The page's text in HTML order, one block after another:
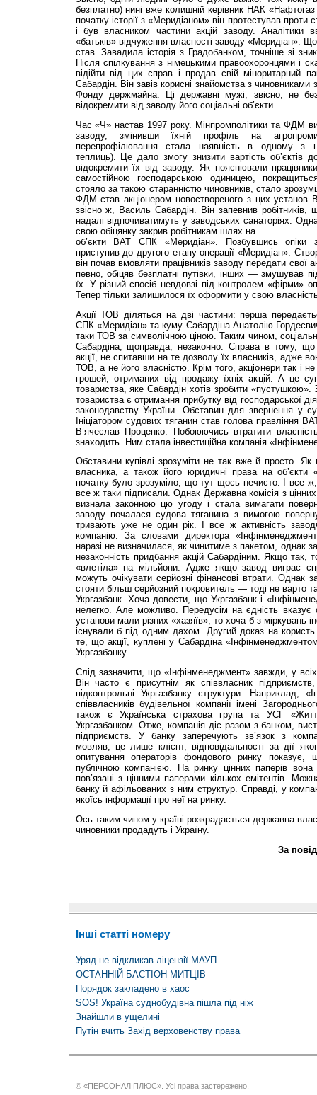
безплатно) нині вже колишній керівник НАК
початку історії з «Меридіаном» він протестував проти
і був власником частини акцій заводу.
«батьків» відчуження власності заводу «Меридіан».
став. Завадила історія з Градобанком, точніше зі
Після спілкування з німецькими правоохоронцями і
відійти від цих справ і продав свій міноритарний
Сабардін. Він завів корисні знайомства з чиновниками
Фонду держмайна. Ці державні мужі, звісно, не
відокремити від заводу його соціальні об’єкти.
Час «Ч» настав 1997 року. Мінпромполітики та ФДМ
заводу, змінивши їхній профіль на
перепрофілювання стала наявність в одному з
теплиць). Це дало змогу знизити вартість об’єктів
відокремити їх від заводу. Як пояснювали
самостійною господарською одиницею,
стояло за такою старанністю чиновників, стало
ФДМ став акціонером новоствореного з цих установ
звісно ж, Василь Сабардін. Він запевнив
надалі відпочиватимуть у заводських санаторіях.
свою обіцянку закрив робітникам шлях на
об’єкти ВАТ СПК «Меридіан». Позбувшись опіки
приступив до другого етапу операції «Мери­діан».
він почав вмовляти працівників заводу передати свої
певно, обіцяв безплатні путівки, інших — змушував
їх. У різний спосіб невдовзі під контролем «фірми»
Тепер тільки залишилося їх оформити у свою
Акції ТОВ діляться на дві частини: перша
СПК «Меридіан» та куму Сабардіна Анатолію
таки ТОВ за символічною ціною. Таким чином,
Сабардіна, щоправда, незаконно. Справа в тому,
акції, не спитавши на те дозволу їх власників, адже
ТОВ, а не його власністю. Крім того, акціонери так і
грошей, отриманих від продажу їхніх акцій. А це
товариства, яке Сабардін хотів зробити
товариства є отримання прибутку від господарської
законодавству України. Обставин для звернення у
Ініціатором судових тяганин став голова правління
В’ячеслав Проценко. Побоюючись втратити
знаходить. Ним стала інвестиційна компанія
Обставини купівлі зрозуміти не так вже й просто. Як
власника, а також його юридичні права на
початку було зрозуміло, що тут щось нечисто. І все ж,
все ж таки підписали. Однак Державна комісія з
визнала законною цю угоду і стала вимагати
заводу почалася судова тяганина з вимогою
тривають уже не один рік. І все ж активність
компанію. За словами директора
наразі не визначилася, як чинитиме з пакетом, однак
незаконність придбання акцій Сабардіним. Якщо так,
«влетіла» на мільйони. Адже якщо завод виграє
можуть очікувати серйозні фінансові втрати. Однак
стояти більш серйозний покровитель — тоді не варто
Укргазбанк. Хоча довести, що Укргазбанк і
нелегко. Але можливо. Передусім на єдність
установи мали різних «хазяїв», то хоча б з міркувань
існували б під одним дахом. Другий доказ на
те, що акції, куплені у Сабардіна
Укргазбанку.
Слід зазначити, що «Інфінменеджмент» завжди, у
Він часто є присутнім як співвласник
підконтрольні Укргазбанку структури. Наприклад,
співвласників будівельної компанії імені
також є Українська страхова група та УСГ
Укргазбанком. Отже, компанія діє разом з банком,
підприємств. У банку заперечують зв’язок з
мовляв, це лише клієнт, відповідальності за дії
опитування операторів фондового ринку
публічною компанією. На ринку цінних паперів
пов’язані з цінними паперами кількох емітентів.
банку й афільованих з ним структур. Справді, у
якоїсь інформації про неї на ринку.
Ось таким чином у країні розкрадається державна
чиновники продадуть і Україну.
За
Інші статті номеру
Уряд не відкликав ліцензії МАУП
ОСТАННІЙ БАСТІОН МИТЦІВ
Порядок закладено в хаос
SOS! Україна суднобудівна пішла під ніж
Знайшли в ущелині
Путін вчить Захід верховенству права
© «ПЕРСОНАЛ ПЛЮС». Усі права застережено.